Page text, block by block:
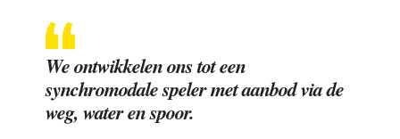
We ontwikkelen ons tot een
synchromodale speler met aanbod via de
weg, water en spoor.